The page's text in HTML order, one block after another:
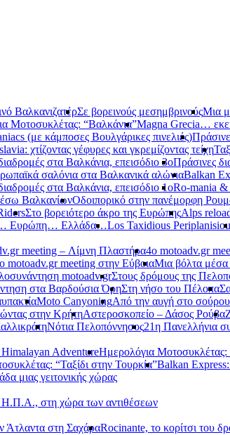
ΒαλκανιζατέρΣε βορεινούς μεσημβρινούςΜια
Μοτοσυκλέτας: “Βαλκάνια”Magna Grecia…
(με κάμποσες Βουλγάρικες πινελιές)
χτίζοντας γέφυρες και γκρεμίζοντας τείχη
στα Βαλκάνια, επεισόδιο 3οΠράσινες
σαλόνια στα Βαλκανικά αλώνιαBalkan
στα Βαλκάνια, επεισόδιο 1οRo-mania &
ΒαλκανίωνΟδοιπορικό στην πανέμορφη
Στο βορειότερο άκρο της ΕυρώπηςAlps
Ευρώπη… Ελλάδα…Los Taxidious
meeting – Λίμνη Πλαστήρα4ο motoadv.gr
motoadv.gr meeting στην ΕύβοιαΜια βόλτα
motoadv.grΣτους δρόμους της
στα Βαρδούσια ΌρηΣτη νήσο του Πέλοπα
Moto CanyoningΑπό την αυγή στο
στην ΚρήτηΑστεροσκοπείο – Δάσος Ρούβα
Νότια Πελοπόννησος21η Πανελλήνια
AdventureΗμερολόγια Μοτοσυκλέτας:
“Ταξίδι στην Τουρκία”Balkan
μιας γειτονικής χώρας
Η.Π.Α., στη χώρα των αντιθέσεων
Άτλαντα στη ΣαχάραRocinante, το κορίτσι του